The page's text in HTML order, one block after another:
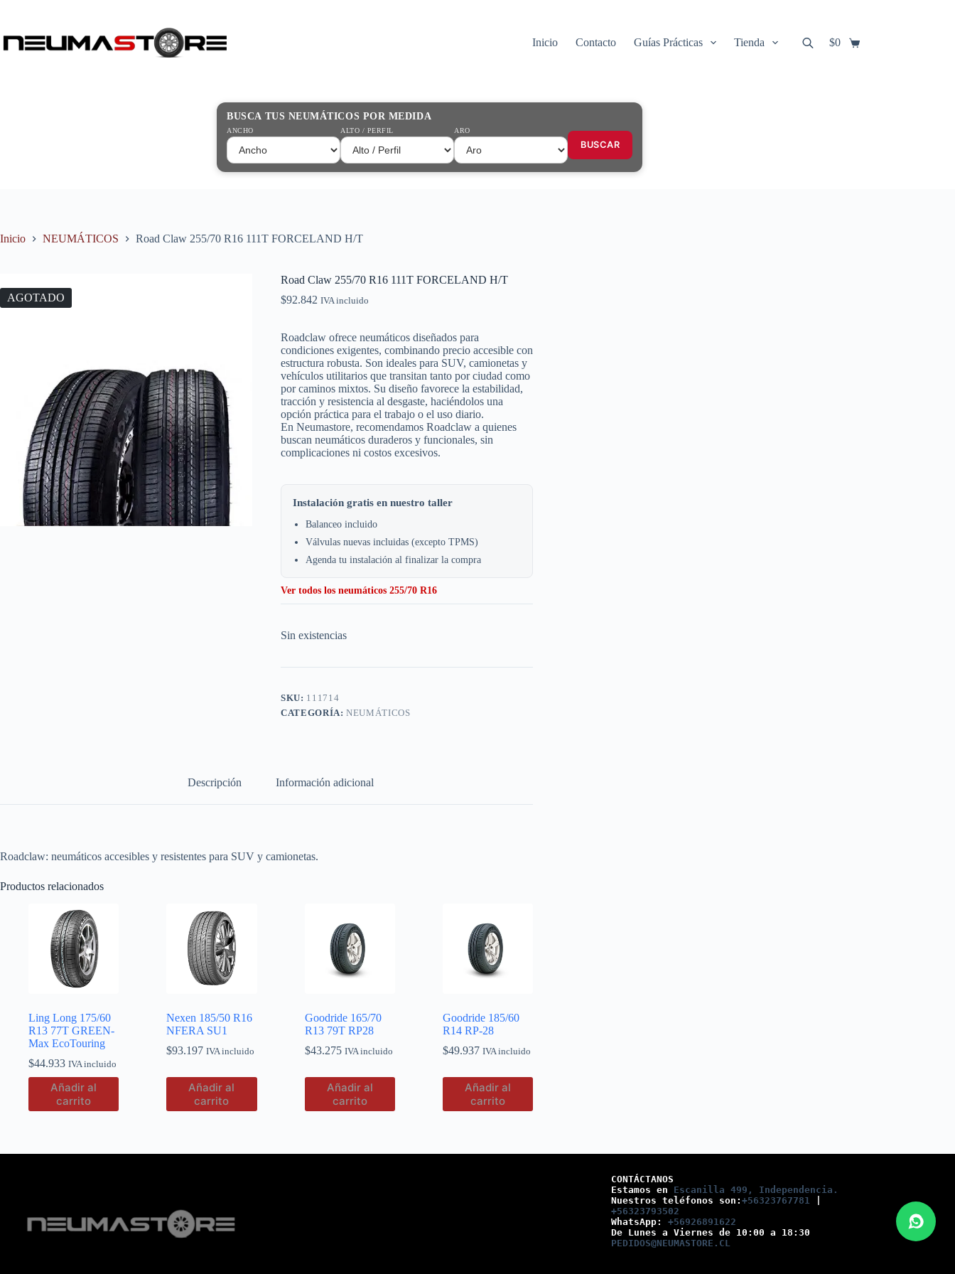
Búsqueda
de
Inicio Contacto Guías Prácticas Tienda
Carro
$0
BUSCA TUS NEUMÁTICOS POR MEDIDA
ANCHO ALTO / PERFIL ARO
BUSCAR
Inicio NEUMÁTICOS Road Claw 255/70 R16 111T FORCELAND H/T
AGOTADO
Road Claw 255/70 R16 111T FORCELAND H/T
$92.842 IVA incluido
Roadclaw ofrece neumáticos diseñados para
condiciones exigentes, combinando precio accesible con
estructura robusta. Son ideales para SUV, camionetas y
vehículos utilitarios que transitan tanto por ciudad como
por caminos mixtos. Su diseño favorece la estabilidad,
tracción y resistencia al desgaste, haciéndolos una
opción práctica para el trabajo o el uso diario.
En Neumastore, recomendamos Roadclaw a quienes
buscan neumáticos duraderos y funcionales, sin
complicaciones ni costos excesivos.
Instalación gratis en nuestro taller
Balanceo incluido
Válvulas nuevas incluidas (excepto TPMS)
Agenda tu instalación al finalizar la compra
Ver todos los neumáticos 255/70 R16
Sin existencias
SKU: 111714
CATEGORÍA:NEUMÁTICOS
Descripción Información adicional
Roadclaw: neumáticos accesibles y resistentes para SUV y camionetas.
Productos relacionados
Ling Long 175/60
R13 77T GREEN-
Max EcoTouring
$44.933 IVA incluido
Añadir al
carrito
Nexen 185/50 R16
NFERA SU1
$93.197 IVA incluido
Añadir al
carrito
Goodride 165/70
R13 79T RP28
$43.275 IVA incluido
Añadir al
carrito
Goodride 185/60
R14 RP-28
$49.937 IVA incluido
Añadir al
carrito
CONTÁCTANOS
Estamos en Escanilla 499, Independencia.
Nuestros teléfonos son: +56323767781
+56323793502
WhatsApp: +56926891622
De Lunes a Viernes de 10:00 a 18:30
PEDIDOS@NEUMASTORE.CL